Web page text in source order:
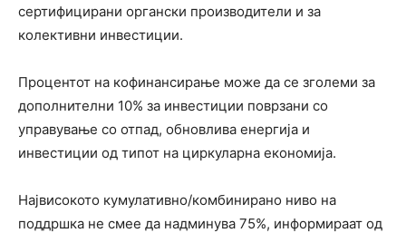
сертифицирани органски производители и за
колективни инвестиции.
Процентот на кофинансирање може да се зголеми за
дополнителни 10% за инвестиции поврзани со
управување со отпад, обновлива енергија и
инвестиции од типот на циркуларна економија.
Највисокото кумулативно/комбинирано ниво на
поддршка не смее да надминува 75%, информираат од